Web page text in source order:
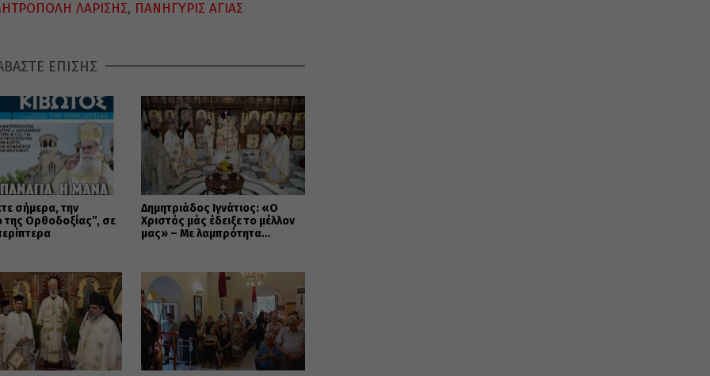
ΛΑΡΙΣΗΣ, ΠΑΝΗΓΥΡΙΣ ΑΓΙΑΣ
ΕΠΙΣΗΣ
σήμερα, την
της Ορθοδοξίας”, σε
Δημητριάδος Ιγνάτιος: «Ο
Χριστός μάς έδειξε το μέλλον
μας» – Με λαμπρότητα